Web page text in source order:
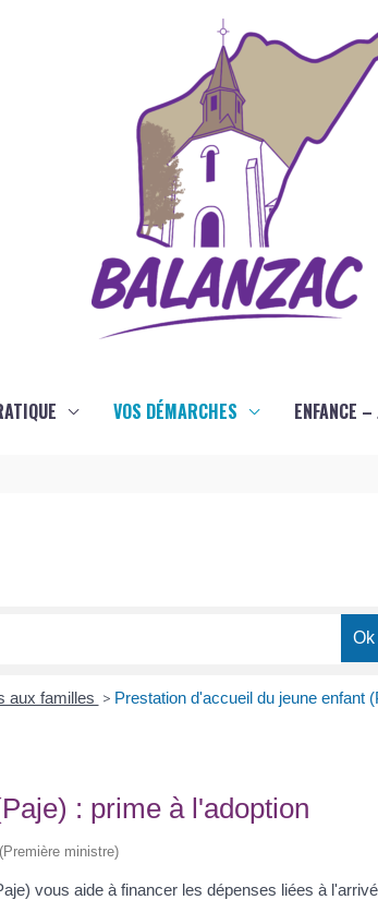
VOS DÉMARCHES ENFANCE –
aux familles > Prestation d'accueil du jeune enfant
: prime à l'adoption
ministre)
vous aide à financer les dépenses liées à